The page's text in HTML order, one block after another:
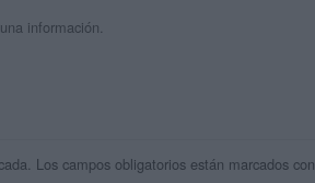
información.
Los campos obligatorios están marcados con